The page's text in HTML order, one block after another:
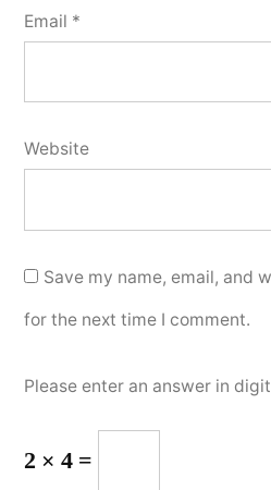
Email *
Website
Save my name, email, and
for the next time I comment.
Please enter an answer in
2 × 4 =